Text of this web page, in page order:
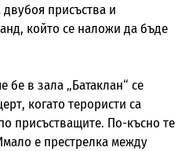
присъства и
който се наложи да бъде
бе в зала „Батаклан“ се
когато терористи са
присъстващите. По-късно те
е престрелка между